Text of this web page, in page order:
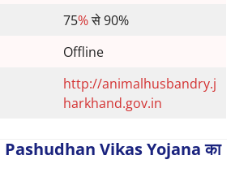
75%से 90%
Offline
http://animalhusbandry.j
harkhand.gov.in
Vikas Yojana का